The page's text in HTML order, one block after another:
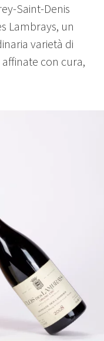
Saint-Denis
Lambrays, un
varietà di
con cura,